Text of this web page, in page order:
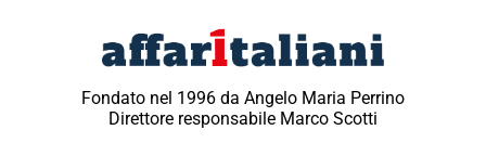
Fondato nel 1996 da Angelo Maria Perrino
Direttore responsabile Marco Scotti